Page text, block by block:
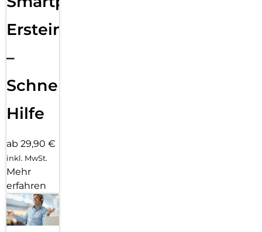
Ersteinrichtung
–
Schnelle
Hilfe
ab 29,90 €
inkl. MwSt.
Mehr
erfahren